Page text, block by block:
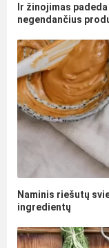
Ir žinojimas
negendančius
Naminis riešutų
ingredientų